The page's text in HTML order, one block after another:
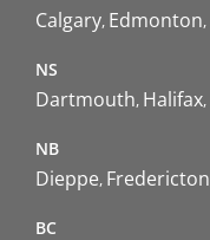
Calgary Edmonton
NS
Dartmouth Halifax
NB
Dieppe Fredericton
BC